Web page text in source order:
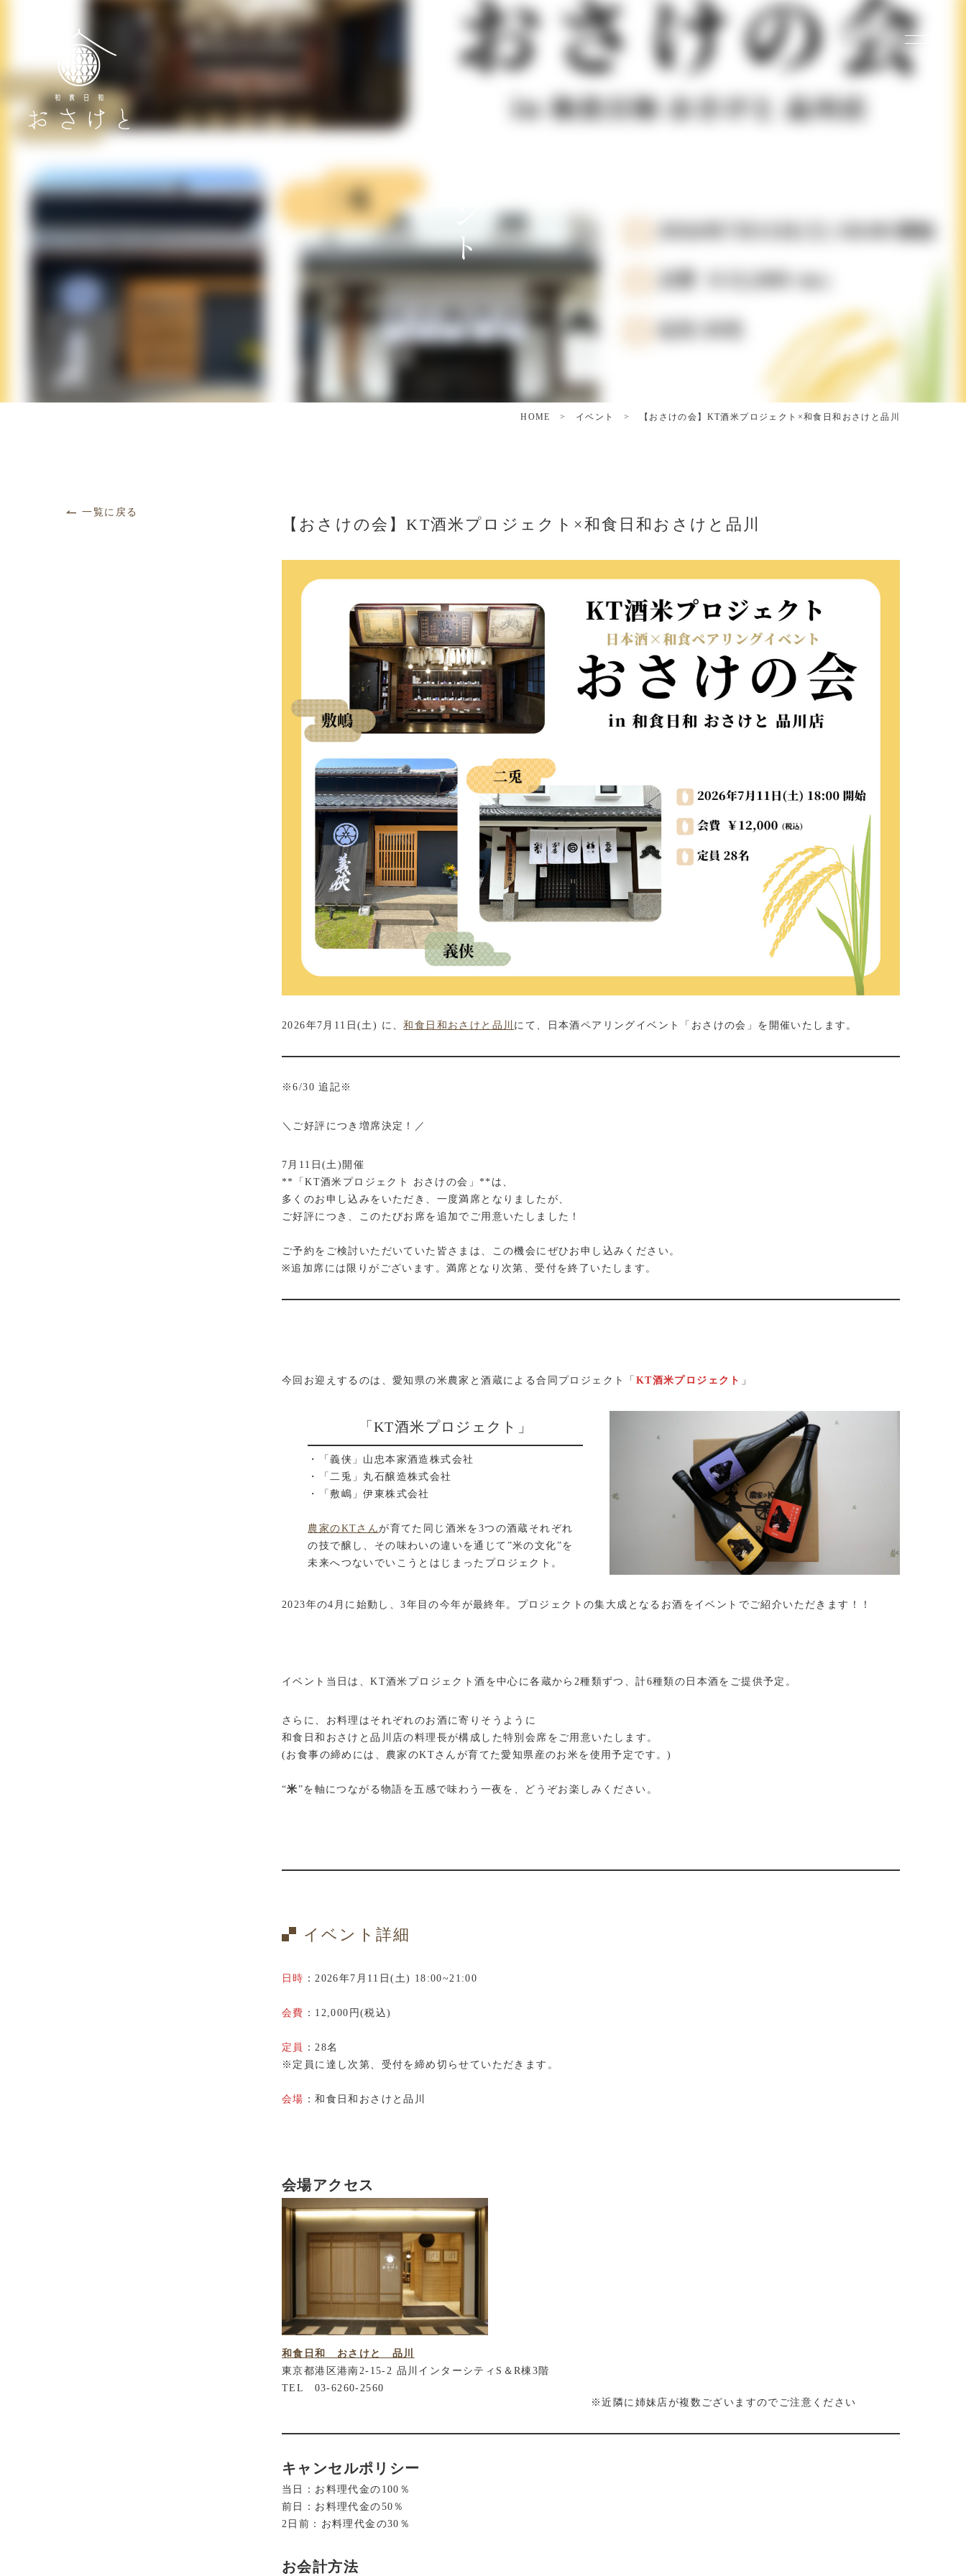
ト
HOME > イベント > 【おさけの会】KT酒米プロジェクト×和食日和おさけと品川
【おさけの会】KT酒米プロジェクト×和食日和おさけと品川
2026年7月11日(土) に、和食日和おさけと品川 にて、日本酒ペアリングイベント「おさけの会」を開催いたします。
※6/30 追記※
＼ご好評につき増席決定！／
7月11日(土)開催
**「KT酒米プロジェクト おさけの会」**は、
多くのお申し込みをいただき、一度満席となりましたが、
ご好評につき、このたびお席を追加でご用意いたしました！
ご予約をご検討いただいていた皆さまは、この機会にぜひお申し込みください。
※追加席には限りがございます。満席となり次第、受付を終了いたします。
今回お迎えするのは、愛知県の米農家と酒蔵による合同プロジェクト「 KT酒米プロジェクト 」
「KT酒米プロジェクト」
・「義侠」山忠本家酒造株式会社
・「二兎」丸石醸造株式会社
・「敷嶋」伊東株式会社
農家のKTさんが育てた同じ酒米を3つの酒蔵それぞれ
の技で醸し、その味わいの違いを通じて”米の文化”を
未来へつないでいこうとはじまったプロジェクト。
2023年の4月に始動し、3年目の今年が最終年。プロジェクトの集大成となるお酒をイベントでご紹介いただきます！！
イベント当日は、KT酒米プロジェクト酒を中心に各蔵から2種類ずつ、計6種類の日本酒をご提供予定。
さらに、お料理はそれぞれのお酒に寄りそうように
和食日和おさけと品川店の料理長が構成した特別会席をご用意いたします。
(お食事の締めには、農家のKTさんが育てた愛知県産のお米を使用予定です。)
“米”を軸につながる物語を五感で味わう一夜を、どうぞお楽しみください。
イベント詳細
日時 ：2026年7月11日(土) 18:00~21:00
会費 ：12,000円(税込)
定員
：28名
※定員に達し次第、受付を締め切らせていただきます。
会場 ：和食日和おさけと品川
会場アクセス
和食日和 おさけと 品川
東京都港区港南2-15-2 品川インターシティS＆R棟3階
TEL 03-6260-2560
※近隣に姉妹店が複数ございますのでご注意ください
キャンセルポリシー
当日：お料理代金の100％
前日：お料理代金の50％
2日前：お料理代金の30％
お会計方法
一覧に戻る